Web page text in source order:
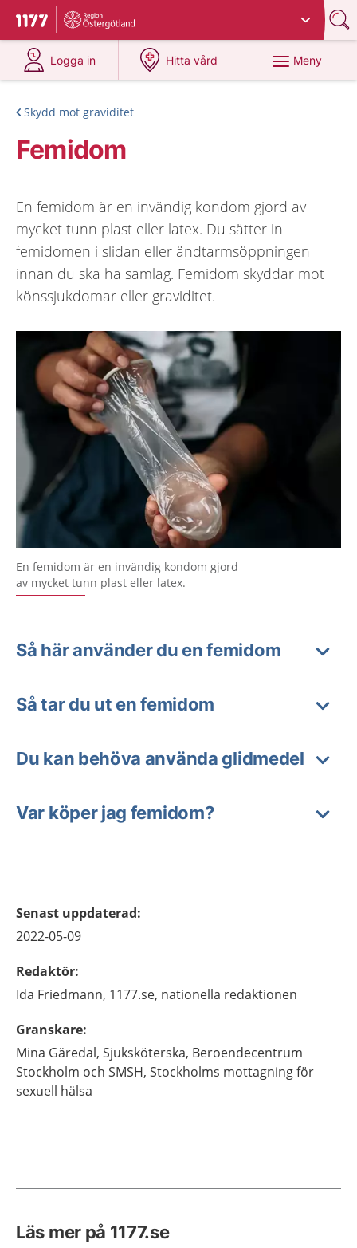
Till startsidan för 1177
Du har valt region
Logga in
på 1177.se
Hitta vård
på 1177.se
Meny
Skydd mot graviditet
Femidom
En femidom är en invändig kondom gjord av
mycket tunn plast eller latex. Du sätter in
femidomen i slidan eller ändtarmsöppningen
innan du ska ha samlag. Femidom skyddar mot
könssjukdomar eller graviditet.
En femidom är en invändig kondom gjord
av mycket tunn plast eller latex.
Så här använder du en femidom
Så tar du ut en femidom
Du kan behöva använda glidmedel
Var köper jag femidom?
Senast uppdaterad:
2022-05-09
Redaktör:
Ida Friedmann, 1177.se, nationella redaktionen
Granskare:
Mina Gäredal, Sjuksköterska, Beroendecentrum
Stockholm och SMSH, Stockholms mottagning för
sexuell hälsa
Läs mer på 1177.se